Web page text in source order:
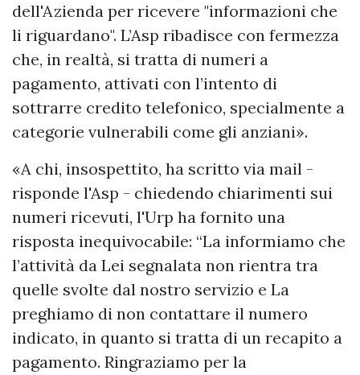
dell'Azienda per ricevere "informazioni che
li riguardano". L’Asp ribadisce con fermezza
che, in realtà, si tratta di numeri a
pagamento, attivati con l’intento di
sottrarre credito telefonico, specialmente a
categorie vulnerabili come gli anziani».
«A chi, insospettito, ha scritto via mail -
risponde l'Asp - chiedendo chiarimenti sui
numeri ricevuti, l'Urp ha fornito una
risposta inequivocabile: “La informiamo che
l’attività da Lei segnalata non rientra tra
quelle svolte dal nostro servizio e La
preghiamo di non contattare il numero
indicato, in quanto si tratta di un recapito a
pagamento. Ringraziamo per la